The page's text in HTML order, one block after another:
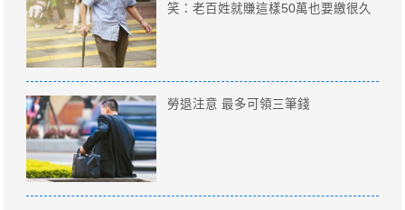
笑：老百姓就賺這樣50萬也要繳很久
勞退注意 最多可領三筆錢